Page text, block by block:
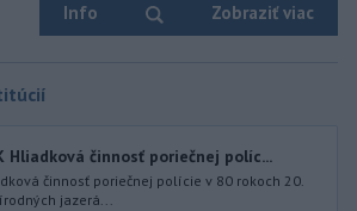
Info Zobraziť viac
Hliadková činnosť poriečnej políc...
činnosť poriečnej polície v 80 rokoch 20.
jazerá...